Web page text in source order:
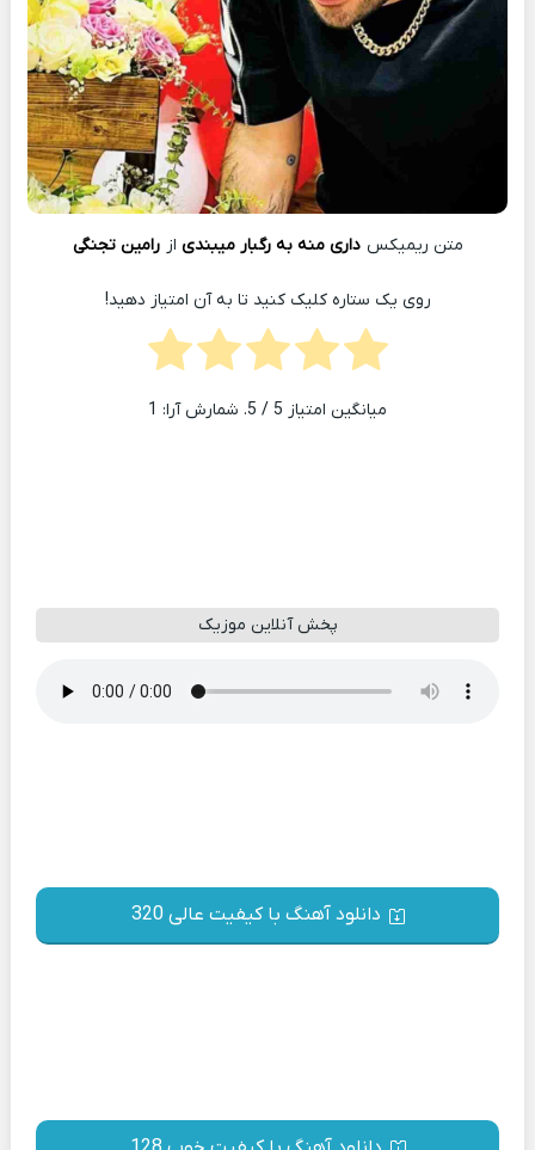
متن ریمیکس داری منه به رگبار میبندی از رامین تجنگی
روی یک ستاره کلیک کنید تا به آن امتیاز دهید!
میانگین امتیاز 5 / 5. شمارش آرا: 1
پخش آنلاین موزیک
دانلود آهنگ با کیفیت عالی 320